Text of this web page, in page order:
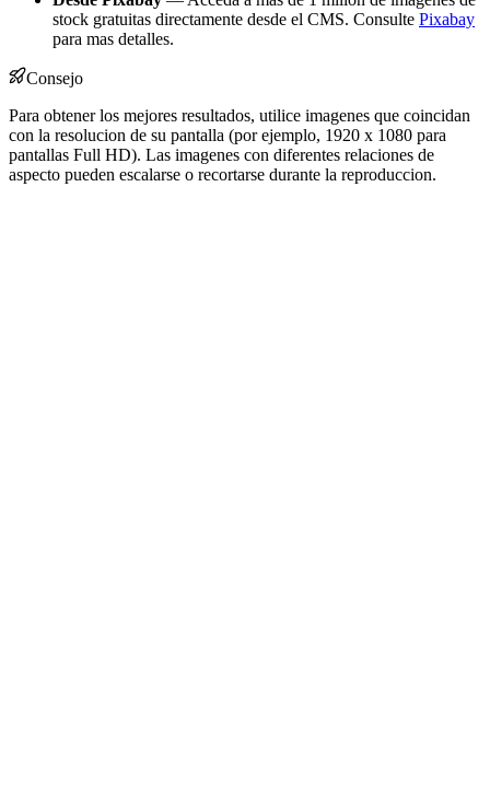
stock gratuitas directamente desde el CMS. Consulte Pixabay
para mas detalles.
Consejo
Para obtener los mejores resultados, utilice imagenes que coincidan
con la resolucion de su pantalla (por ejemplo, 1920 x 1080 para
pantallas Full HD). Las imagenes con diferentes relaciones de
aspecto pueden escalarse o recortarse durante la reproduccion.